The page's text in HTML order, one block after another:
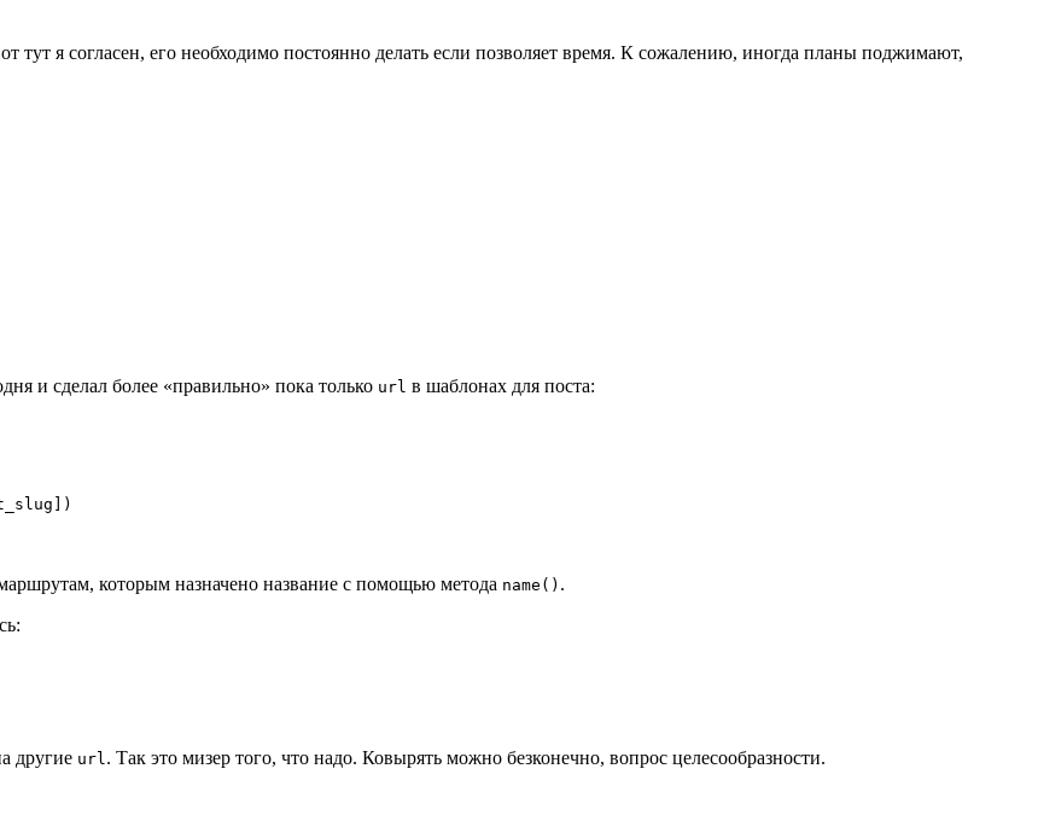
тут я согласен, его необходимо постоянно делать если позволяет время. К сожалению, иногда планы поджимают,
и сделал более «правильно» пока только url в шаблонах для поста:
которым назначено название с помощью метода name() .
другие url. Так это мизер того, что надо. Ковырять можно безконечно, вопрос целесообразности.